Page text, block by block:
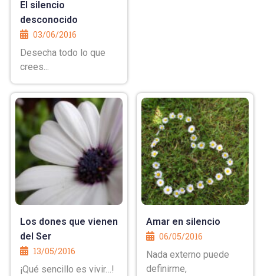
El silencio
desconocido
03/06/2016
Desecha todo lo que
crees...
Los dones que vienen
del Ser
13/05/2016
¡Qué sencillo es vivir…!
Amar en silencio
06/05/2016
Nada externo puede
definirme,